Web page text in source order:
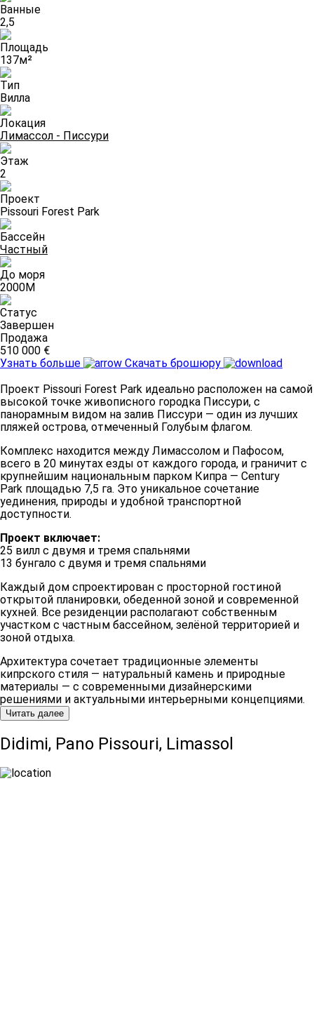
Ванные
2,5
Площадь
137м²
Тип
Вилла
Локация
Лимассол - Писсури
Этаж
2
Проект
Pissouri Forest Park
Бассейн
Частный
До моря
2000M
Статус
Завершен
Продажа
510 000 €
Узнать больше
Скачать брошюру
Проект Pissouri Forest Park идеально расположен на самой
высокой точке живописного городка Писсури, с
панорамным видом на залив Писсури — один из лучших
пляжей острова, отмеченный Голубым флагом.
Комплекс находится между Лимассолом и Пафосом,
всего в 20 минутах езды от каждого города, и граничит с
крупнейшим национальным парком Кипра — Century
Park площадью 7,5 га. Это уникальное сочетание
уединения, природы и удобной транспортной
доступности.
Проект включает:
25 вилл с двумя и тремя спальнями
13 бунгало с двумя и тремя спальнями
Каждый дом спроектирован с просторной гостиной
открытой планировки, обеденной зоной и современной
кухней. Все резиденции располагают собственным
участком с частным бассейном, зелёной территорией и
зоной отдыха.
Архитектура сочетает традиционные элементы
кипрского стиля — натуральный камень и природные
материалы — с современными дизайнерскими
решениями и актуальными интерьерными концепциями.
Читать далее
Didimi, Pano Pissouri, Limassol